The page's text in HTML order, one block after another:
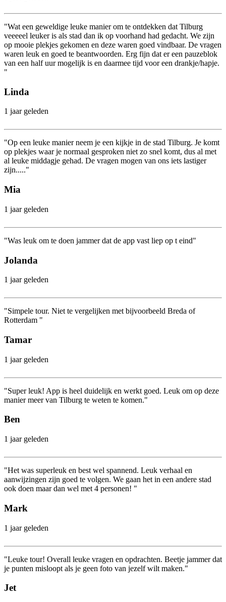
"Wat een geweldige leuke manier om te ontdekken dat Tilburg
veeeeel leuker is als stad dan ik op voorhand had gedacht. We zijn
op mooie plekjes gekomen en deze waren goed vindbaar. De vragen
waren leuk en goed te beantwoorden. Erg fijn dat er een pauzeblok
van een half uur mogelijk is en daarmee tijd voor een drankje/hapje.
"
Linda
1 jaar geleden
"Op een leuke manier neem je een kijkje in de stad Tilburg. Je komt
op plekjes waar je normaal gesproken niet zo snel komt, dus al met
al leuke middagje gehad. De vragen mogen van ons iets lastiger
zijn....."
Mia
1 jaar geleden
"Was leuk om te doen jammer dat de app vast liep op t eind"
Jolanda
1 jaar geleden
"Simpele tour. Niet te vergelijken met bijvoorbeeld Breda of
Rotterdam "
Tamar
1 jaar geleden
"Super leuk! App is heel duidelijk en werkt goed. Leuk om op deze
manier meer van Tilburg te weten te komen."
Ben
1 jaar geleden
"Het was superleuk en best wel spannend. Leuk verhaal en
aanwijzingen zijn goed te volgen. We gaan het in een andere stad
ook doen maar dan wel met 4 personen! "
Mark
1 jaar geleden
"Leuke tour! Overall leuke vragen en opdrachten. Beetje jammer dat
je punten misloopt als je geen foto van jezelf wilt maken."
Jet